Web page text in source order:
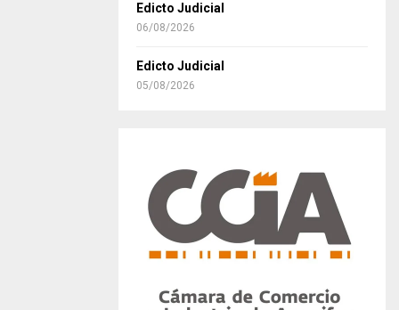
Edicto Judicial
06/08/2026
Edicto Judicial
05/08/2026